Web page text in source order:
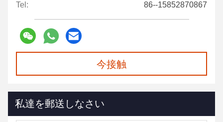
Tel: 86--15852870867
今接触
私達を郵送しなさい